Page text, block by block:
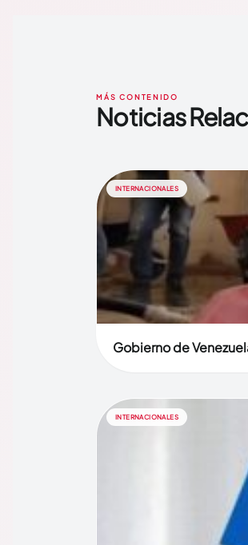
MÁS CONTENIDO
Noticias
INTERNACIONALES
Gobierno de
INTERNACIONALES